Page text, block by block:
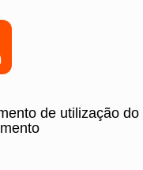
de utilização do